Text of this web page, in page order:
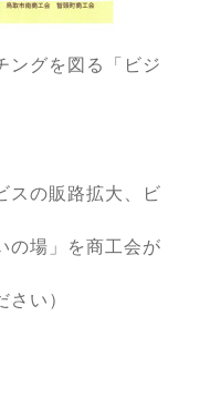
ングを図る「ビジ
スの販路拡大、ビ
の場」を商工会が
さい）